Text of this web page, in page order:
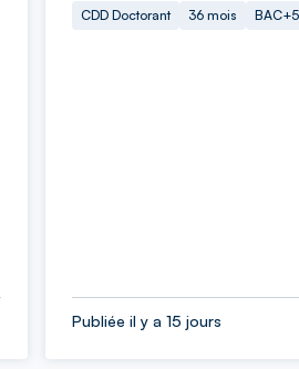
CDD Doctorant 36 mois BAC+5
Publiée il y a 15 jours